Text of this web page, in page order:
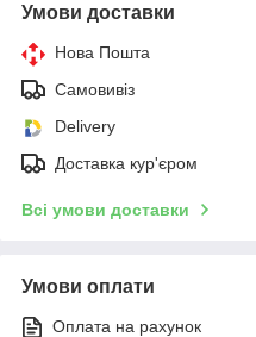
Умови доставки
Нова Пошта
Самовивіз
Delivery
Доставка кур'єром
Всі умови доставки
Умови оплати
Оплата на рахунок